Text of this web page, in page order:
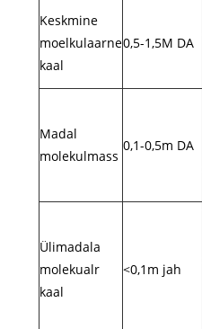
Keskmine
moelkulaarne
kaal
0,5-1,5M DA
Madal
molekulmass
0,1-0,5m DA
Ülimadala
molekualr
kaal
<0,1m jah